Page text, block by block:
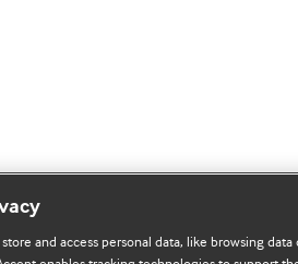
and access personal data, like browsing